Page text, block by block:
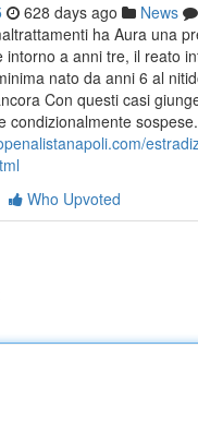
628 days ago News
ha Aura una
intorno a anni tre, il reato
nato da anni 6 al
Con questi casi
condizionalmente sospese.
Who Upvoted